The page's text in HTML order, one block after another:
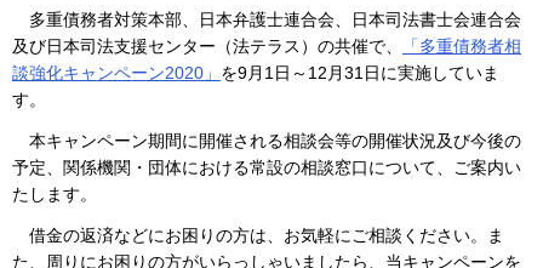
多重債務者対策本部、日本弁護士連合会、日本司法書士会連合会
及び日本司法支援センター（法テラス）の共催で、
「多重債務者相
談強化キャンペーン2020」 を9月1日～12月31日に実施していま
す。
本キャンペーン期間に開催される相談会等の開催状況及び今後の
予定、関係機関・団体における常設の相談窓口について、ご案内い
たします。
借金の返済などにお困りの方は、お気軽にご相談ください。ま
た、周りにお困りの方がいらっしゃいましたら、当キャンペーンを